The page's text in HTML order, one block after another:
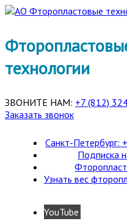
технологии
ЗВОНИТЕ НАМ: +7 (812)
Заказать звонок
Санкт-Петербург:
Подписка
Узнать вес
YouTube